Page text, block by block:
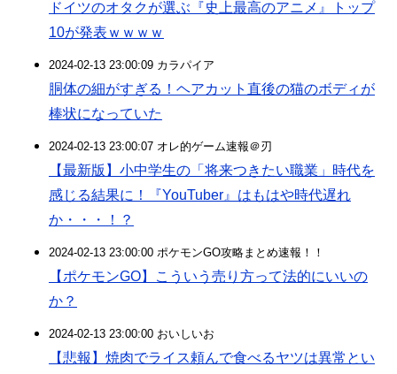
ドイツのオタクが選ぶ『史上最高のアニメ』トップ
10が発表ｗｗｗｗ
2024-02-13 23:00:09 カラパイア
胴体の細がすぎる！ヘアカット直後の猫のボディが
棒状になっていた
2024-02-13 23:00:07 オレ的ゲーム速報＠刃
【最新版】小中学生の「将来つきたい職業」時代を
感じる結果に！『YouTuber』はもはや時代遅れ
か・・・！？
2024-02-13 23:00:00 ポケモンGO攻略まとめ速報！！
【ポケモンGO】こういう売り方って法的にいいの
か？
2024-02-13 23:00:00 おいしいお
【悲報】焼肉でライス頼んで食べるヤツは異常とい